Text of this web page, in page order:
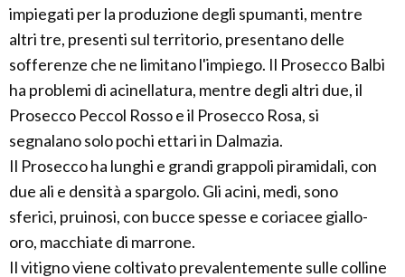
impiegati per la produzione degli spumanti, mentre
altri tre, presenti sul territorio, presentano delle
sofferenze che ne limitano l'impiego. Il Prosecco Balbi
ha problemi di acinellatura, mentre degli altri due, il
Prosecco Peccol Rosso e il Prosecco Rosa, si
segnalano solo pochi ettari in Dalmazia.
Il Prosecco ha lunghi e grandi grappoli piramidali, con
due ali e densità a spargolo. Gli acini, medi, sono
sferici, pruinosi, con bucce spesse e coriacee giallo-
oro, macchiate di marrone.
Il vitigno viene coltivato prevalentemente sulle colline